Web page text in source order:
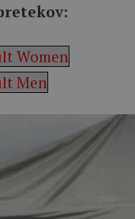
Women
Men